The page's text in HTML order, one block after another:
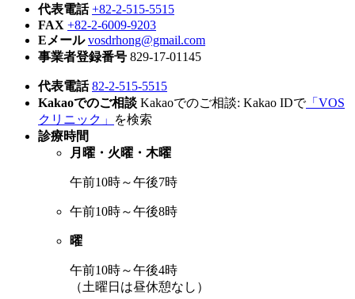
代表電話 +82-2-515-5515
FAX +82-2-6009-9203
Eメール vosdrhong@gmail.com
事業者登録番号 829-17-01145
代表電話 82-2-515-5515
Kakaoでのご相談 Kakaoでのご相談: Kakao IDで「VOS
クリニック」
を検索
診療時間
月曜・火曜・木曜
午前10時～午後7時
午前10時～午後8時
曜
午前10時～午後4時
（土曜日は昼休憩なし）